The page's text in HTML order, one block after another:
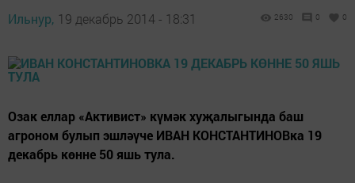
Ильнур, 19 декабрь 2014 - 18:31 2630 0 0
Озак еллар «Активист» күмәк хуҗалыгында баш
агроном булып эшләүче ИВАН КОНСТАНТИНОВка 19
декабрь көнне 50 яшь тула.